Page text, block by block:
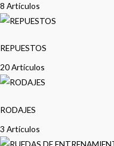
8 Artículos
REPUESTOS
20 Artículos
RODAJES
3 Artículos